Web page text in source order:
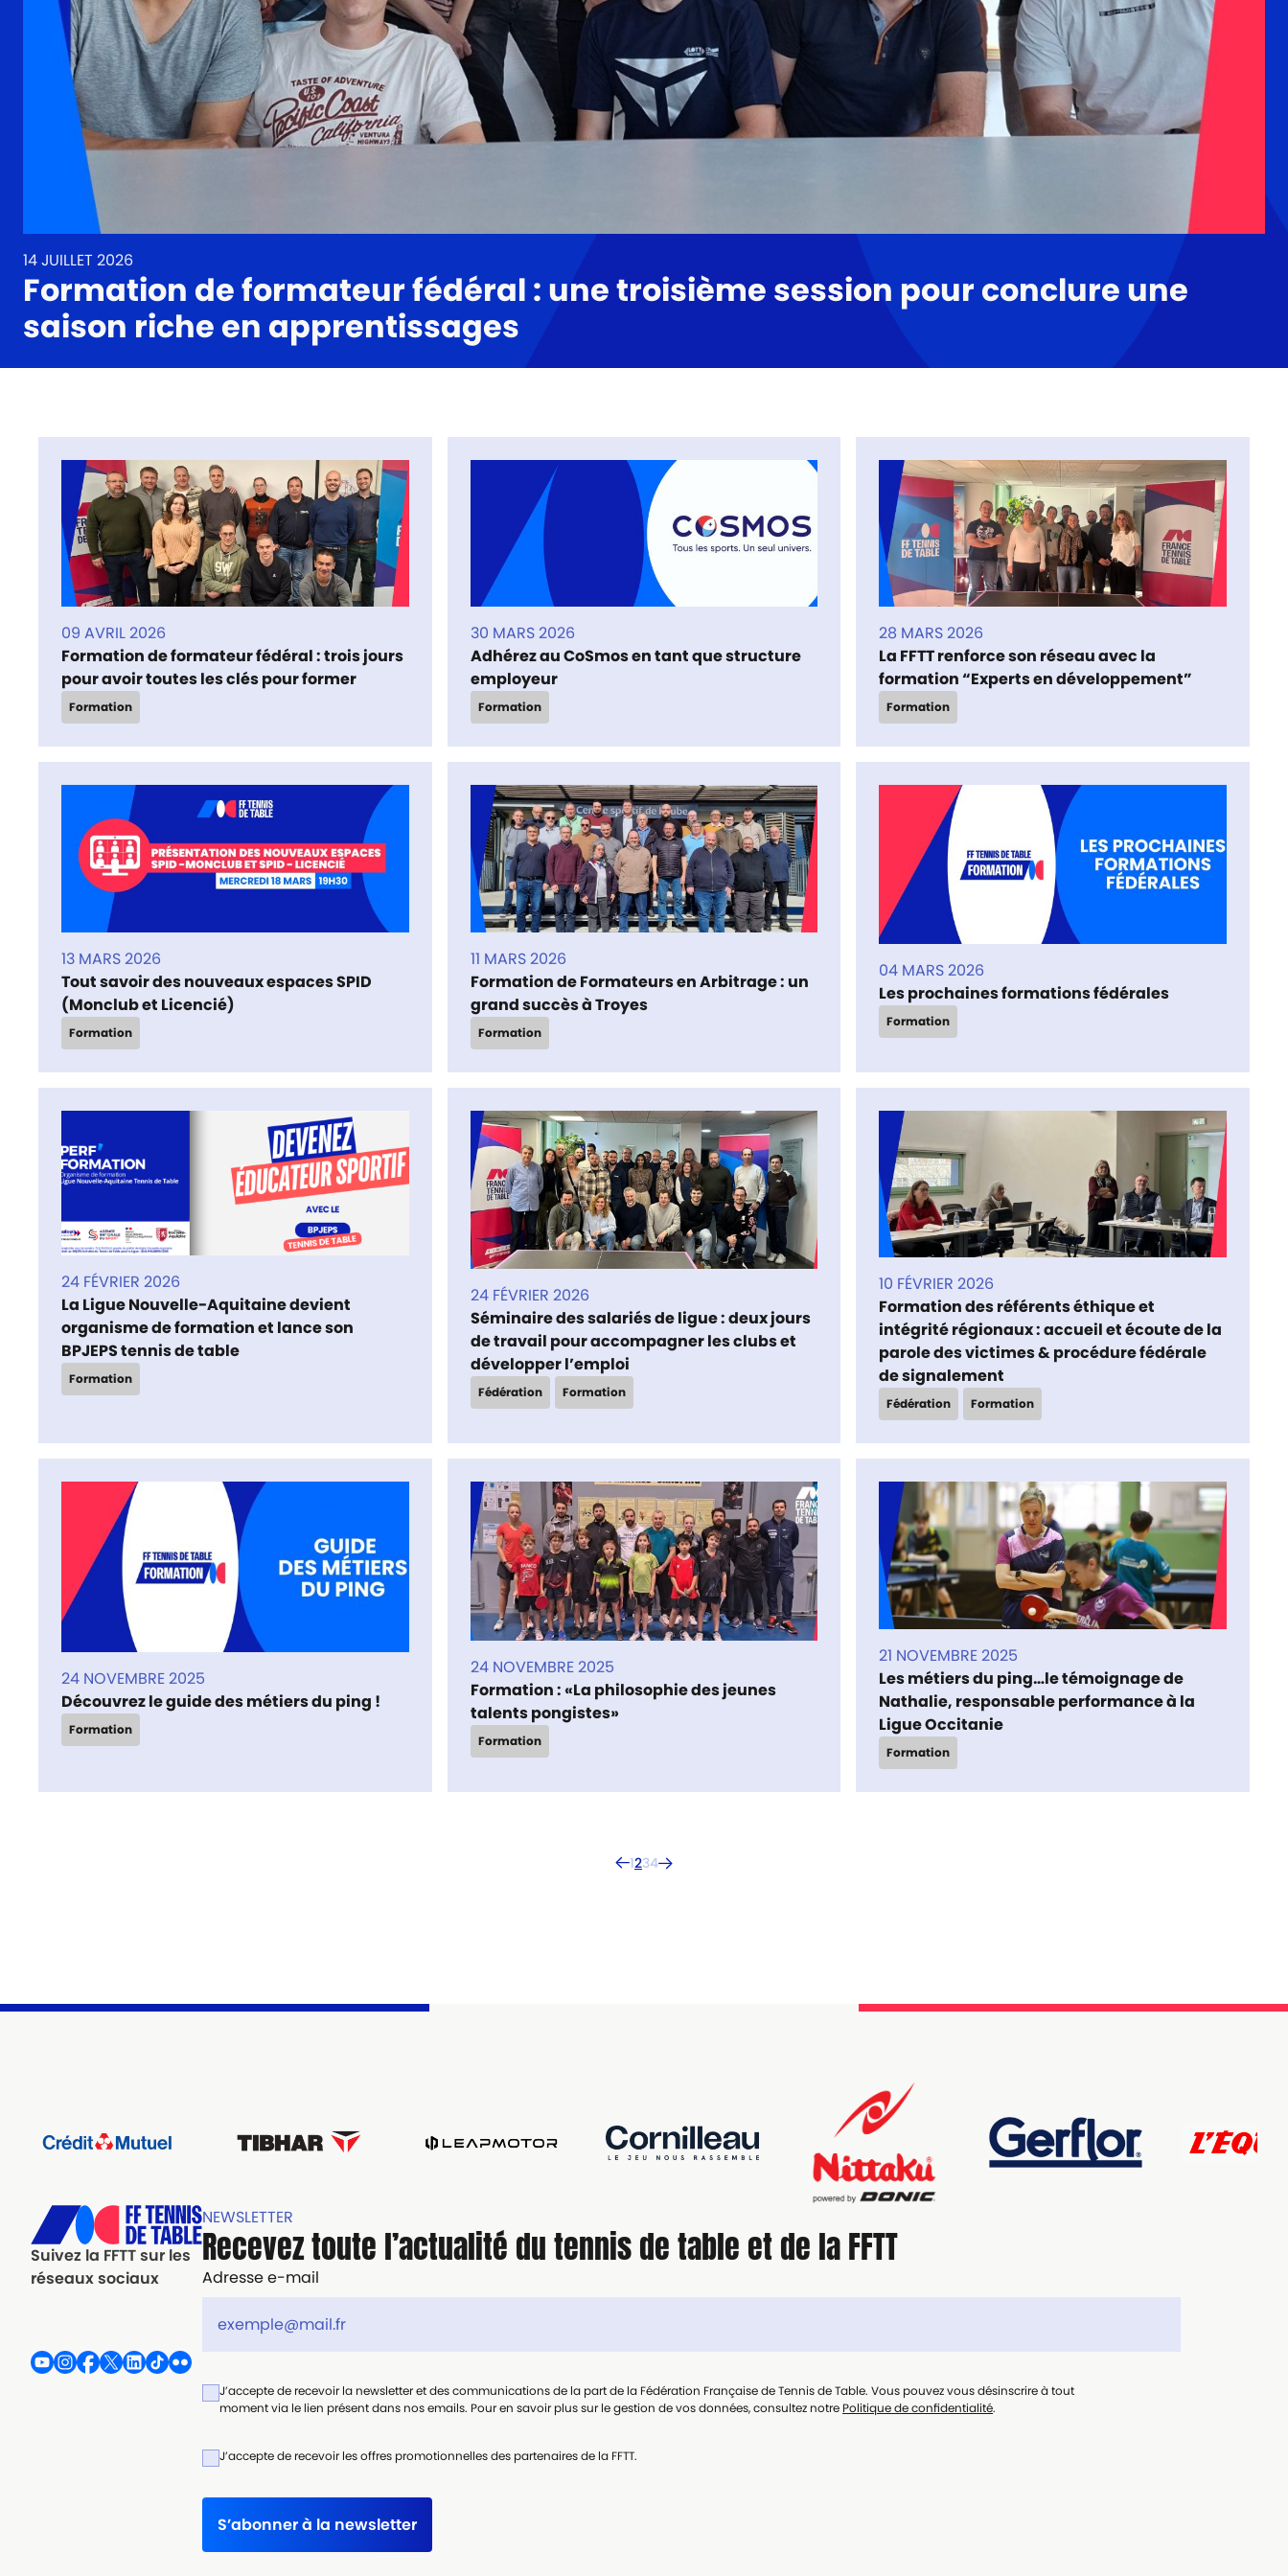
14 JUILLET 2026
Formation de formateur fédéral : une troisième session pour conclure une
saison riche en apprentissages
09 AVRIL 2026
Formation de formateur fédéral : trois jours
pour avoir toutes les clés pour former
Formation
30 MARS 2026
Adhérez au CoSmos en tant que structure
employeur
Formation
28 MARS 2026
La FFTT renforce son réseau avec la
formation “Experts en développement”
Formation
13 MARS 2026
Tout savoir des nouveaux espaces SPID
(Monclub et Licencié)
Formation
11 MARS 2026
Formation de Formateurs en Arbitrage : un
grand succès à Troyes
Formation
04 MARS 2026
Les prochaines formations fédérales
Formation
24 FÉVRIER 2026
La Ligue Nouvelle-Aquitaine devient
organisme de formation et lance son
BPJEPS tennis de table
Formation
24 FÉVRIER 2026
Séminaire des salariés de ligue : deux jours
de travail pour accompagner les clubs et
développer l’emploi
Fédération Formation
10 FÉVRIER 2026
Formation des référents éthique et
intégrité régionaux : accueil et écoute de la
parole des victimes & procédure fédérale
de signalement
Fédération Formation
24 NOVEMBRE 2025
Découvrez le guide des métiers du ping !
Formation
24 NOVEMBRE 2025
Formation : «La philosophie des jeunes
talents pongistes»
Formation
21 NOVEMBRE 2025
Les métiers du ping…le témoignage de
Nathalie, responsable performance à la
Ligue Occitanie
Formation
1234
Suivez la FFTT sur les
réseaux sociaux
NEWSLETTER
Recevez toute l’actualité du tennis de table et de la FFTT
Adresse e-mail
J’accepte de recevoir la newsletter et des communications de la part de la Fédération Française de Tennis de Table. Vous pouvez vous désinscrire à tout
moment via le lien présent dans nos emails. Pour en savoir plus sur le gestion de vos données, consultez notre Politique de confidentialité.
J’accepte de recevoir les offres promotionnelles des partenaires de la FFTT.
S’abonner à la newsletter